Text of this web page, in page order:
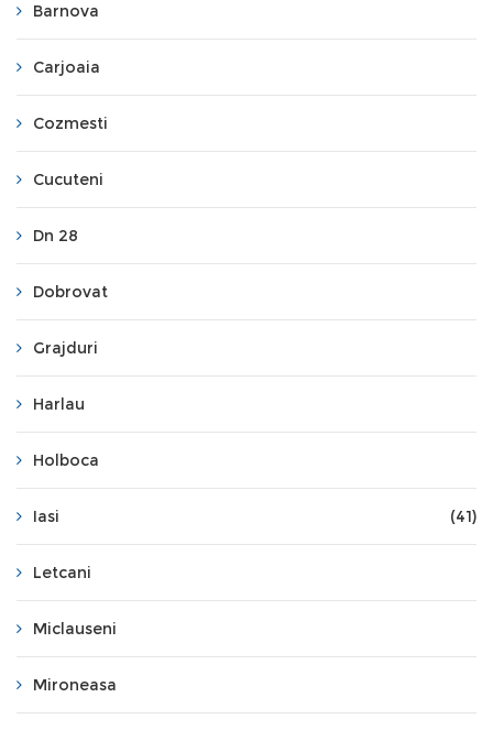
Barnova
Carjoaia
Cozmesti
Cucuteni
Dn 28
Dobrovat
Grajduri
Harlau
Holboca
Iasi (41)
Letcani
Miclauseni
Mironeasa